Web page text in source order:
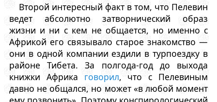
Второй интересный факт в том, что Пелевин
ведет абсолютно затворнический образ
жизни и ни с кем не общается, но именно с
Африкой его связывало старое знакомство —
они в одной компании ездили в турпоездку в
районе Тибета. За полгода-год до выхода
книжки Африка говорил, что с Пелевиным
давно не общался, но может «в любой момент